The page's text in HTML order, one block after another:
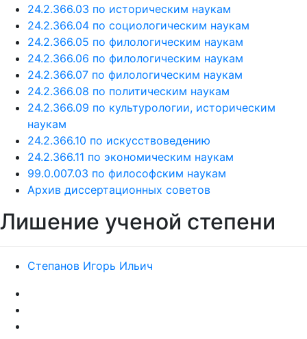
24.2.366.03 по историческим наукам
24.2.366.04 по социологическим наукам
24.2.366.05 по филологическим наукам
24.2.366.06 по филологическим наукам
24.2.366.07 по филологическим наукам
24.2.366.08 по политическим наукам
24.2.366.09 по культурологии, историческим
наукам
24.2.366.10 по искусствоведению
24.2.366.11 по экономическим наукам
99.0.007.03 по философским наукам
Архив диссертационных советов
Лишение ученой степени
Степанов Игорь Ильич